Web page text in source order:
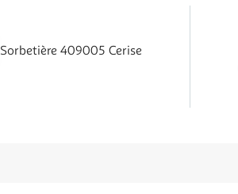
Sorbetière 409005 Cerise